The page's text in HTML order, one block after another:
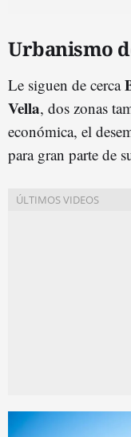
Urbanismo
Le siguen de cerca
Vella, dos zonas
económica, el
para gran parte de